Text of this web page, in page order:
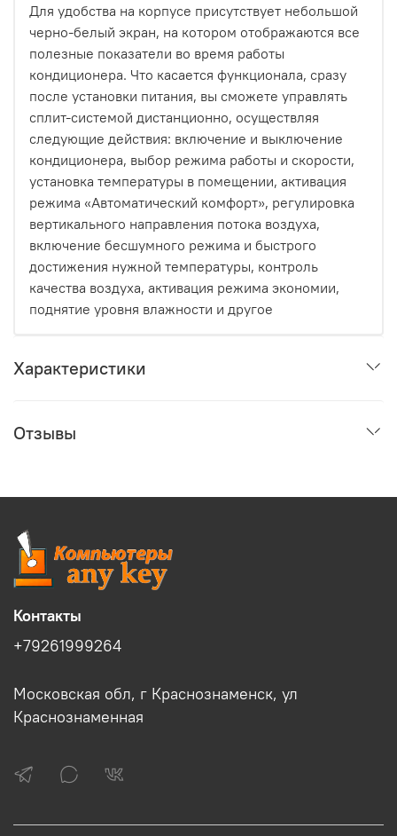
Для удобства на корпусе присутствует небольшой
черно-белый экран, на котором отображаются все
полезные показатели во время работы
кондиционера. Что касается функционала, сразу
после установки питания, вы сможете управлять
сплит-системой дистанционно, осуществляя
следующие действия: включение и выключение
кондиционера, выбор режима работы и скорости,
установка температуры в помещении, активация
режима «Автоматический комфорт», регулировка
вертикального направления потока воздуха,
включение бесшумного режима и быстрого
достижения нужной температуры, контроль
качества воздуха, активация режима экономии,
поднятие уровня влажности и другое
Характеристики
Отзывы
Контакты
+79261999264
Московская обл, г Краснознаменск, ул
Краснознаменная